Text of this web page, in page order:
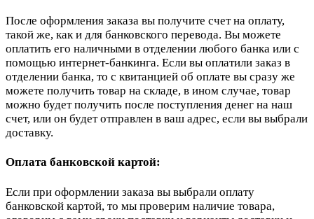
После оформления заказа вы получите счет на оплату,
такой же, как и для банковского перевода. Вы можете
оплатить его наличными в отделении любого банка или с
помощью интернет-банкинга. Если вы оплатили заказ в
отделении банка, то с квитанцией об оплате вы сразу же
можете получить товар на складе, в ином случае, товар
можно будет получить после поступления денег на наш
счет, или он будет отправлен в ваш адрес, если вы выбрали
доставку.
Оплата банковской картой:
Если при оформлении заказа вы выбрали оплату
банковской картой, то мы проверим наличие товара,